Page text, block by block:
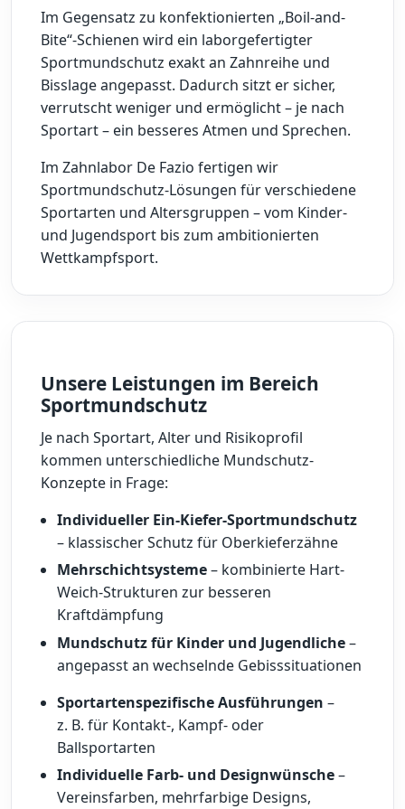
Im Gegensatz zu konfektionierten „Boil-and-
Bite“-Schienen wird ein laborgefertigter
Sportmundschutz exakt an Zahnreihe und
Bisslage angepasst. Dadurch sitzt er sicher,
verrutscht weniger und ermöglicht – je nach
Sportart – ein besseres Atmen und Sprechen.
Im Zahnlabor De Fazio fertigen wir
Sportmundschutz-Lösungen für verschiedene
Sportarten und Altersgruppen – vom Kinder-
und Jugendsport bis zum ambitionierten
Wettkampfsport.
Unsere Leistungen im Bereich
Sportmundschutz
Je nach Sportart, Alter und Risikoprofil
kommen unterschiedliche Mundschutz-
Konzepte in Frage:
Individueller Ein-Kiefer-Sportmundschutz
– klassischer Schutz für Oberkieferzähne
Mehrschichtsysteme– kombinierte Hart-
Weich-Strukturen zur besseren
Kraftdämpfung
Mundschutz für Kinder und Jugendliche–
angepasst an wechselnde Gebisssituationen
Sportartenspezifische Ausführungen –
z. B. für Kontakt-, Kampf- oder
Ballsportarten
Individuelle Farb- und Designwünsche–
Vereinsfarben, mehrfarbige Designs,